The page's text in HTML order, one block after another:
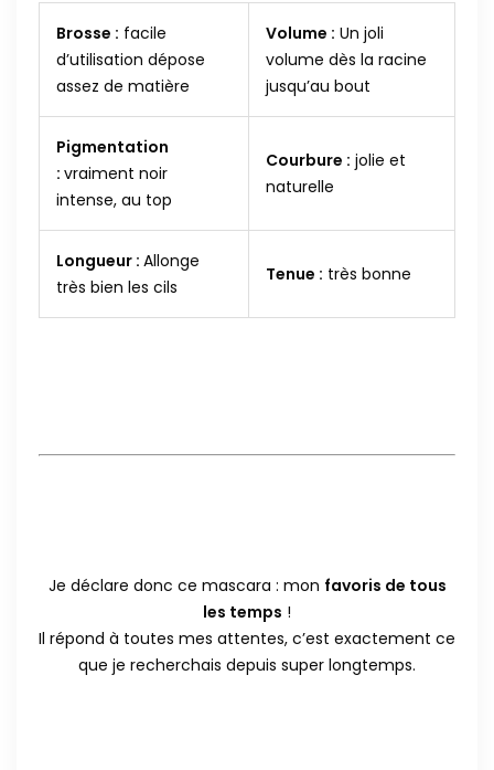
Brosse : facile
d’utilisation dépose
assez de matière
Volume : Un joli
volume dès la racine
jusqu’au bout
Pigmentation
: vraiment noir
intense, au top
Courbure : jolie et
naturelle
Longueur : Allonge
très bien les cils
Tenue : très bonne
Je déclare donc ce mascara : mon favoris de tous
les temps !
Il répond à toutes mes attentes, c’est exactement ce
que je recherchais depuis super longtemps.